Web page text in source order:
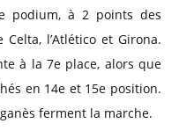
podium, à 2 points des
l’Atlético et Girona.
à la 7e place, alors que
en 14e et 15e position.
ferment la marche.